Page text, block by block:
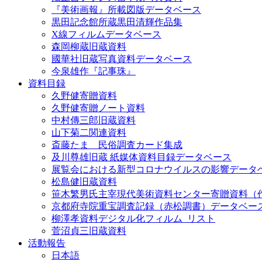
『美術画報』所載図版データベース
黒田記念館所蔵黒田清輝作品集
X線フィルムデータベース
森岡柳蔵旧蔵資料
國華社旧蔵写真資料データベース
今泉雄作『記事珠』
資料目録
久野健寄贈資料
久野健寄贈ノート資料
中村傳三郎旧蔵資料
山下菊二関連資料
斎藤たま 民俗調査カード集成
及川尊雄旧蔵 紙媒体資料目録データベース
展覧会における新型コロナウイルスの影響データ
松島健旧蔵資料
笹木繁男氏主宰現代美術資料センター寄贈資料（
京都府寺院重宝調査記録（赤松調書）データベー
柳澤孝資料デジタル化フィルム_リスト
菅沼貞三旧蔵資料
活動報告
日本語